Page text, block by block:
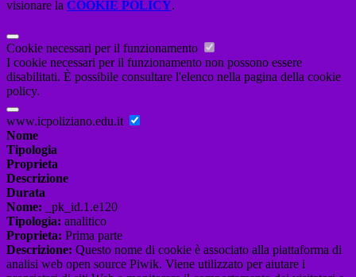
visionare la COOKIE POLICY.
Cookie necessari per il funzionamento
I cookie necessari per il funzionamento non possono essere
disabilitati. È possibile consultare l'elenco nella pagina della cookie
policy.
www.icpoliziano.edu.it
Nome
Tipologia
Proprieta
Descrizione
Durata
Nome: _pk_id.1.e120
Tipologia: analitico
Proprieta: Prima parte
Descrizione: Questo nome di cookie è associato alla piattaforma di
analisi web open source Piwik. Viene utilizzato per aiutare i